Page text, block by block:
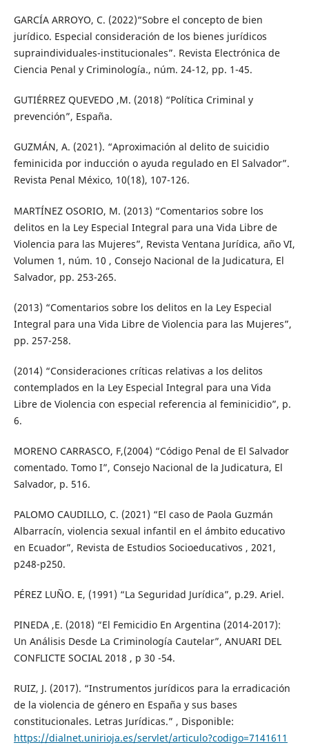
GARCÍA ARROYO, C. (2022)“Sobre el concepto de bien
jurídico. Especial consideración de los bienes jurídicos
supraindividuales-institucionales”. Revista Electrónica de
Ciencia Penal y Criminología., núm. 24-12, pp. 1-45.
GUTIÉRREZ QUEVEDO ,M. (2018) “Política Criminal y
prevención”, España.
GUZMÁN, A. (2021). “Aproximación al delito de suicidio
feminicida por inducción o ayuda regulado en El Salvador”.
Revista Penal México, 10(18), 107-126.
MARTÍNEZ OSORIO, M. (2013) “Comentarios sobre los
delitos en la Ley Especial Integral para una Vida Libre de
Violencia para las Mujeres”, Revista Ventana Jurídica, año VI,
Volumen 1, núm. 10 , Consejo Nacional de la Judicatura, El
Salvador, pp. 253-265.
(2013) “Comentarios sobre los delitos en la Ley Especial
Integral para una Vida Libre de Violencia para las Mujeres”,
pp. 257-258.
(2014) “Consideraciones críticas relativas a los delitos
contemplados en la Ley Especial Integral para una Vida
Libre de Violencia con especial referencia al feminicidio”, p.
6.
MORENO CARRASCO, F,(2004) “Código Penal de El Salvador
comentado. Tomo I”, Consejo Nacional de la Judicatura, El
Salvador, p. 516.
PALOMO CAUDILLO, C. (2021) “El caso de Paola Guzmán
Albarracín, violencia sexual infantil en el ámbito educativo
en Ecuador”, Revista de Estudios Socioeducativos , 2021,
p248-p250.
PÉREZ LUÑO. E, (1991) “La Seguridad Jurídica”, p.29. Ariel.
PINEDA ,E. (2018) “El Femicidio En Argentina (2014-2017):
Un Análisis Desde La Criminología Cautelar”, ANUARI DEL
CONFLICTE SOCIAL 2018 , p 30 -54.
RUIZ, J. (2017). “Instrumentos jurídicos para la erradicación
de la violencia de género en España y sus bases
constitucionales. Letras Jurídicas.” , Disponible:
https://dialnet.unirioja.es/servlet/articulo?codigo=7141611